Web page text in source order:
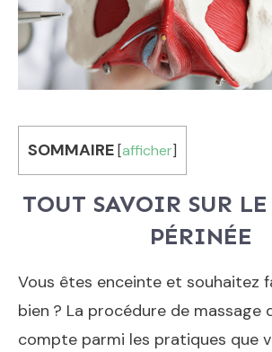
SOMMAIRE [afficher]
TOUT SAVOIR SUR LE
PÉRINÉE
Vous êtes enceinte et souhaitez
bien ? La procédure de massage
compte parmi les pratiques que